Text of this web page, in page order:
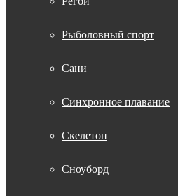
Рыболовный спорт
Сани
Синхронное плавание
Скелетон
Сноуборд